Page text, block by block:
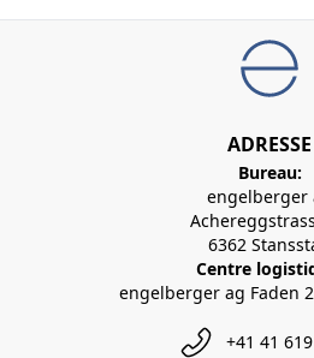
ADRESSE
Bureau:
engelberger
6362
Centre
engelberger ag Faden
+41 41